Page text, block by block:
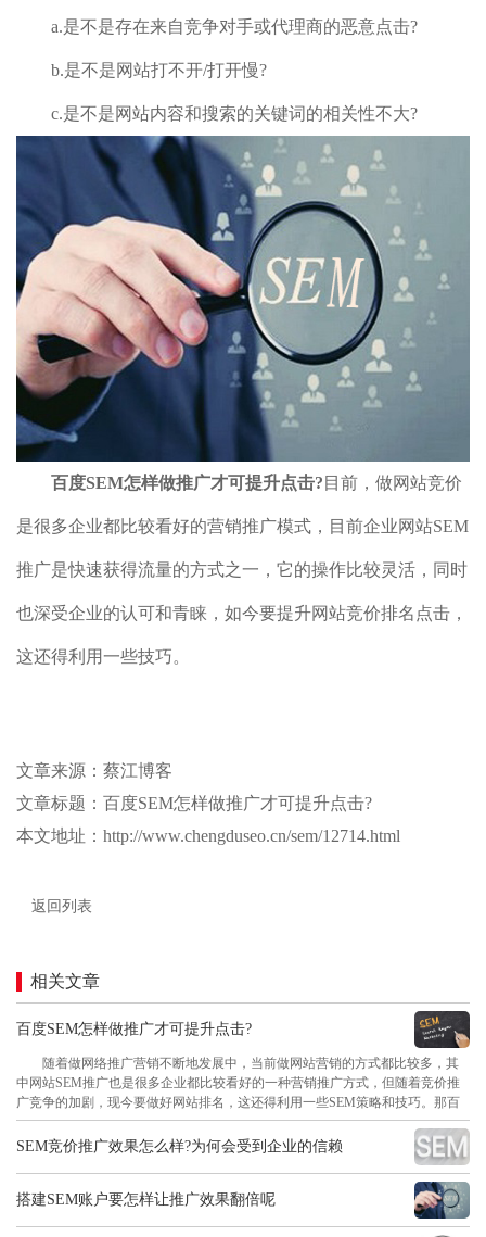
a.是不是存在来自竞争对手或代理商的恶意点击?
b.是不是网站打不开/打开慢?
c.是不是网站内容和搜索的关键词的相关性不大?
百度SEM怎样做推广才可提升点击? 目前，做网站竞价
是很多企业都比较看好的营销推广模式，目前企业网站SEM
推广是快速获得流量的方式之一，它的操作比较灵活，同时
也深受企业的认可和青睐，如今要提升网站竞价排名点击，
这还得利用一些技巧。
文章来源：蔡江博客
文章标题：百度SEM怎样做推广才可提升点击?
本文地址：http://www.chengduseo.cn/sem/12714.html
返回列表
相关文章
百度SEM怎样做推广才可提升点击?
随着做网络推广营销不断地发展中，当前做网站营销的方式都比较多，其
中网站SEM推广也是很多企业都比较看好的一种营销推广方式，但随着竞价推
广竞争的加剧，现今要做好网站排名，这还得利用一些SEM策略和技巧。那百
SEM竞价推广效果怎么样?为何会受到企业的信赖
搭建SEM账户要怎样让推广效果翻倍呢